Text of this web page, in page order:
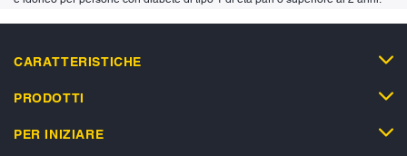
CARATTERISTICHE
PRODOTTI
PER INIZIARE